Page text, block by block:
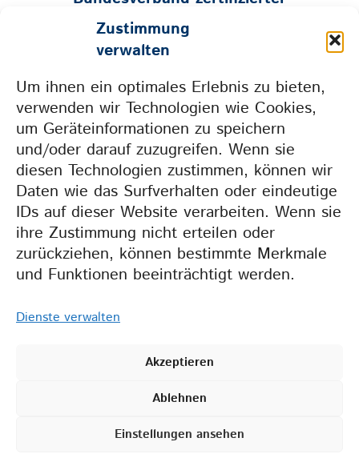
Zustimmung
verwalten
Um ihnen ein optimales Erlebnis zu bieten,
verwenden wir Technologien wie Cookies,
um Geräteinformationen zu speichern
und/oder darauf zuzugreifen. Wenn sie
diesen Technologien zustimmen, können wir
Daten wie das Surfverhalten oder eindeutige
IDs auf dieser Website verarbeiten. Wenn sie
ihre Zustimmung nicht erteilen oder
zurückziehen, können bestimmte Merkmale
und Funktionen beeinträchtigt werden.
Dienste verwalten
Akzeptieren
Ablehnen
Einstellungen ansehen
Tierphysiotherapeuten e.V.
Geschäftsstelle:
Tel. 0157 73604665 • info@bzt-ev.de
Weil wir gemeinsam
mehr erreichen.
2026 BZT •IMPRESSUM
COOKIE-RICHTLINIEN (EU)